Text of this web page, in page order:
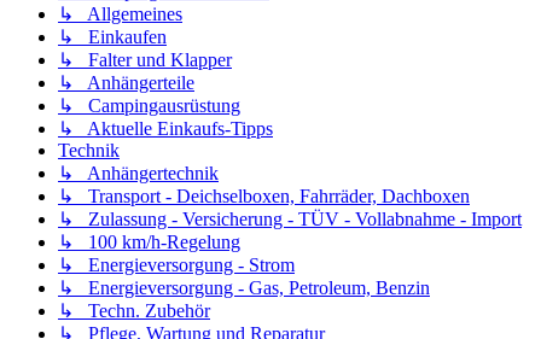
↳ Allgemeines
↳ Einkaufen
↳ Falter und Klapper
↳ Anhängerteile
↳ Campingausrüstung
↳ Aktuelle Einkaufs-Tipps
Technik
↳ Anhängertechnik
↳ Transport - Deichselboxen, Fahrräder, Dachboxen
↳ Zulassung - Versicherung - TÜV - Vollabnahme - Import
↳ 100 km/h-Regelung
↳ Energieversorgung - Strom
↳ Energieversorgung - Gas, Petroleum, Benzin
↳ Techn. Zubehör
↳ Pflege, Wartung und Reparatur